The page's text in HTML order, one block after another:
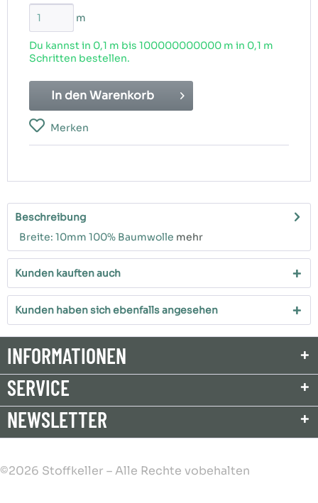
m
Du kannst in 0,1 m bis 100000000000 m in 0,1 m
Schritten bestellen.
In den Warenkorb
Merken
Beschreibung
Breite: 10mm 100% Baumwolle mehr
Kunden kauften auch
Kunden haben sich ebenfalls angesehen
INFORMATIONEN
SERVICE
NEWSLETTER
©2026 Stoffkeller – Alle Rechte vobehalten